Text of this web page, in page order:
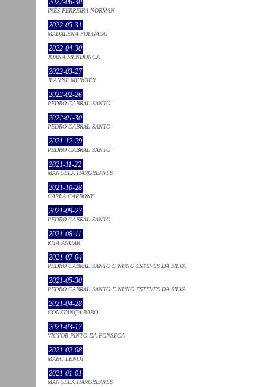
2022-06-30
INÊS FERREIRA-NORMAN
2022-05-31
MADALENA FOLGADO
2022-04-30
JOANA MENDONÇA
2022-03-27
JEANNE MERCIER
2022-02-26
PEDRO CABRAL SANTO
2022-01-30
PEDRO CABRAL SANTO
2021-12-29
PEDRO CABRAL SANTO
2021-11-22
MANUELA HARGREAVES
2021-10-28
CARLA CARBONE
2021-09-27
PEDRO CABRAL SANTO
2021-08-11
RITA ANUAR
2021-07-04
PEDRO CABRAL SANTO E NUNO ESTEVES DA SILVA
2021-05-30
PEDRO CABRAL SANTO E NUNO ESTEVES DA SILVA
2021-04-28
CONSTANÇA BABO
2021-03-17
VICTOR PINTO DA FONSECA
2021-02-08
MARC LENOT
2021-01-01
MANUELA HARGREAVES